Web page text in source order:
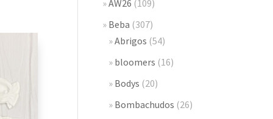
AW26 (109)
Beba (307)
Abrigos (54)
bloomers (16)
Bodys (20)
Bombachudos (26)